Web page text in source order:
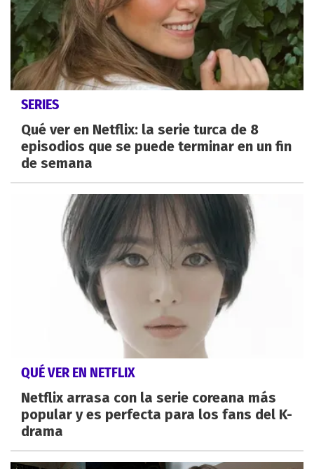
SERIES
Qué ver en Netflix: la serie turca de 8
episodios que se puede terminar en un fin
de semana
QUÉ VER EN NETFLIX
Netflix arrasa con la serie coreana más
popular y es perfecta para los fans del K-
drama